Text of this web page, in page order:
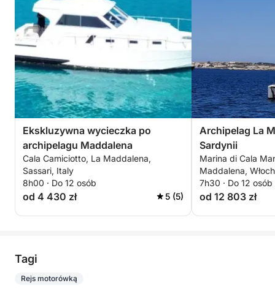
Ekskluzywna wycieczka po
archipelagu Maddalena
Cala Camiciotto, La Maddalena,
Sassari, Italy
8h00 · Do 12 osób
od 4 430 zł 5 (5)
Archipelag La
Sardynii
Marina di Cala
Maddalena,
7h30 · Do 12 osób
od 12 803 zł
Tagi
Rejs motorówką